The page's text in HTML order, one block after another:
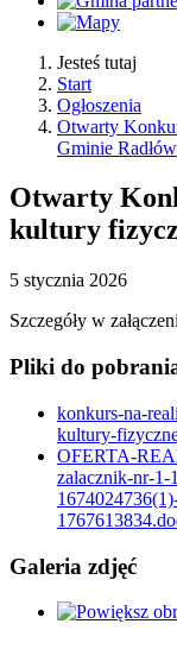
Jesteś tutaj
Start
Ogłoszenia
Otwarty
Gminie Radłów
Otwarty
kultury
5 stycznia 2026
Szczegóły w
Pliki do
konkurs-na-
kultury-
OFERTA-
zalacznik-nr-1-
Galeria zdjęć